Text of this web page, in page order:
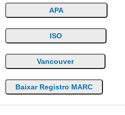
APA
ISO
Vancouver
Baixar Registro MARC